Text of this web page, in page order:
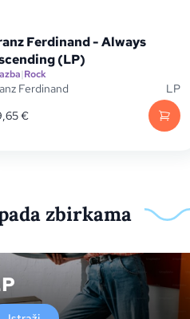
Ferdinand - Always
(LP)
|Rock
Ferdinand
LP
€
zbirkama